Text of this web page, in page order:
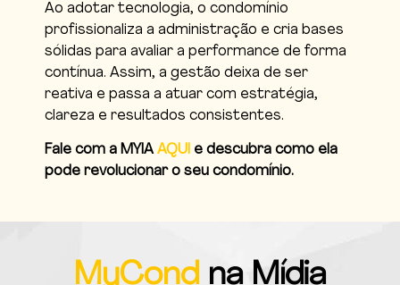
Ao adotar tecnologia, o condomínio
profissionaliza a administração e cria bases
sólidas para avaliar a performance de forma
contínua. Assim, a gestão deixa de ser
reativa e passa a atuar com estratégia,
clareza e resultados consistentes.
Fale com a MYIAAQUI e descubra como ela
pode revolucionar o seu condomínio.
MyCond na Mídia